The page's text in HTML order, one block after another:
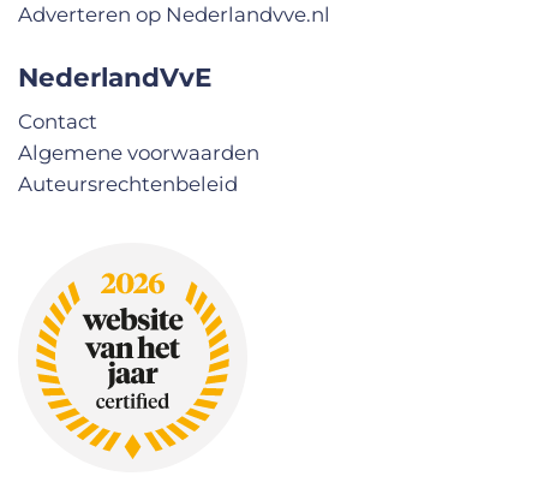
Adverteren op Nederlandvve.nl
NederlandVvE
Contact
Algemene voorwaarden
Auteursrechtenbeleid